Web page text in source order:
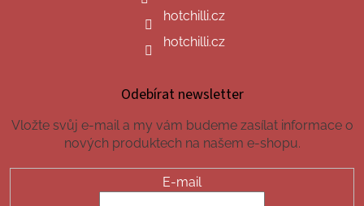
hotchilli.cz
hotchilli.cz
Odebírat newsletter
Vložte svůj e-mail a my vám budeme zasílat informace o
nových produktech na našem e-shopu.
E-mail